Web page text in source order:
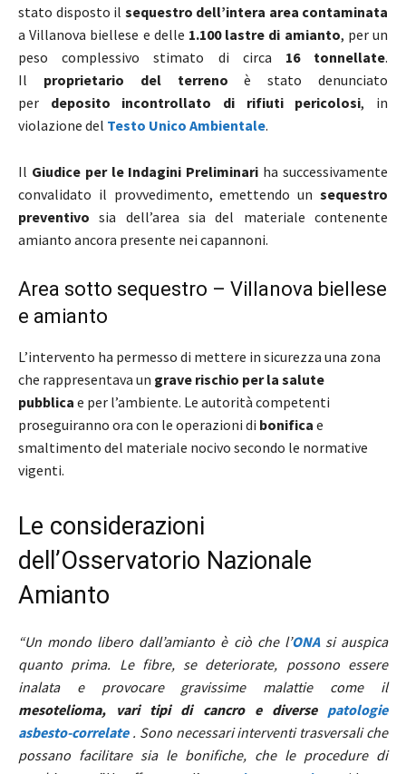
stato disposto il sequestro dell’intera area contaminata
a Villanova biellese e delle 1.100 lastre di amianto, per un
peso complessivo stimato di circa 16 tonnellate.
Il proprietario del terreno è stato denunciato
per deposito incontrollato di rifiuti pericolosi, in
violazione del Testo Unico Ambientale.
Il Giudice per le Indagini Preliminari ha successivamente
convalidato il provvedimento, emettendo un sequestro
preventivo sia dell’area sia del materiale contenente
amianto ancora presente nei capannoni.
Area sotto sequestro – Villanova biellese
e amianto
L’intervento ha permesso di mettere in sicurezza una zona
che rappresentava un grave rischio per la salute
pubblica e per l’ambiente. Le autorità competenti
proseguiranno ora con le operazioni di bonifica e
smaltimento del materiale nocivo secondo le normative
vigenti.
Le considerazioni
dell’Osservatorio Nazionale
Amianto
“Un mondo libero dall’amianto è ciò che l’ONAsi auspica
quanto prima. Le fibre, se deteriorate, possono essere
inalata e provocare gravissime malattie come il
mesotelioma, vari tipi di cancro e diverse patologie
asbesto-correlate . Sono necessari interventi trasversali che
possano facilitare sia le bonifiche, che le procedure di